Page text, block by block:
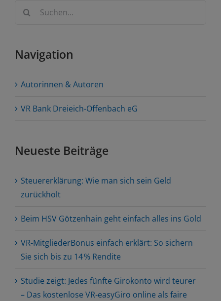
Suche
Navigation
Autorinnen & Autoren
VR Bank Dreieich-Offenbach eG
Neueste Beiträge
Steuererklärung: Wie man sich sein Geld
zurückholt
Beim HSV Götzenhain geht einfach alles ins Gold
VR-MitgliederBonus einfach erklärt: So sichern
Sie sich bis zu 14 % Rendite
Studie zeigt: Jedes fünfte Girokonto wird teurer
– Das kostenlose VR-easyGiro online als faire